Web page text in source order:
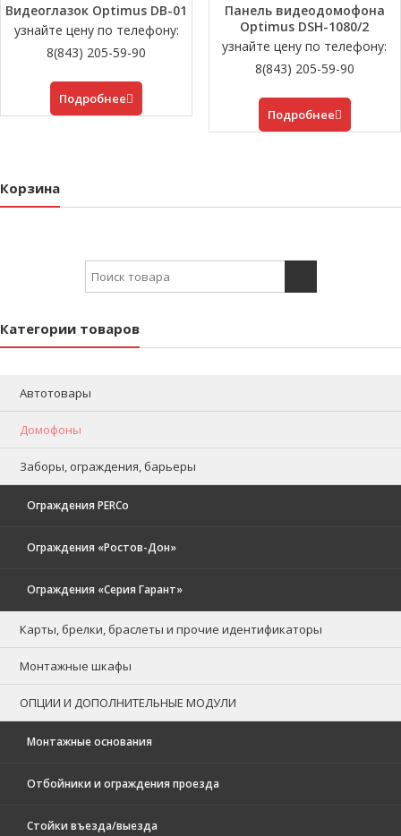
Видеоглазок Optimus DB-01
узнайте цену по телефону:
8(843) 205-59-90
Подробнее
Панель видеодомофона
Optimus DSH-1080/2
узнайте цену по телефону:
8(843) 205-59-90
Подробнее
Корзина
Search for:
Категории товаров
Автотовары
Домофоны
Заборы, ограждения, барьеры
Ограждения PERCo
Ограждения «Ростов-Дон»
Ограждения «Серия Гарант»
Карты, брелки, браслеты и прочие идентификаторы
Монтажные шкафы
ОПЦИИ И ДОПОЛНИТЕЛЬНЫЕ МОДУЛИ
Монтажные основания
Отбойники и ограждения проезда
Стойки въезда/выезда